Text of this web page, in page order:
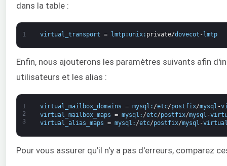
dans la table :
1 virtual_transport = lmtp: unix: private/dovecot - lmtp
Enfin, nous ajouterons les paramètres suivants afin
utilisateurs et les alias :
1
2
3
virtual_mailbox_domains = mysql : /etc/postfix/mysql -
virtual_mailbox_maps = mysql : /etc/postfix/mysql -
virtual_alias_maps = mysql : /etc/postfix/mysql -
Pour vous assurer qu'il n'y a pas d'erreurs, comparez